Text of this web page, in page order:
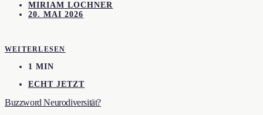
MIRIAM LOCHNER
20. MAI 2026
WEITERLESEN
1 MIN
ECHT JETZT
Buzzword Neurodiversität?